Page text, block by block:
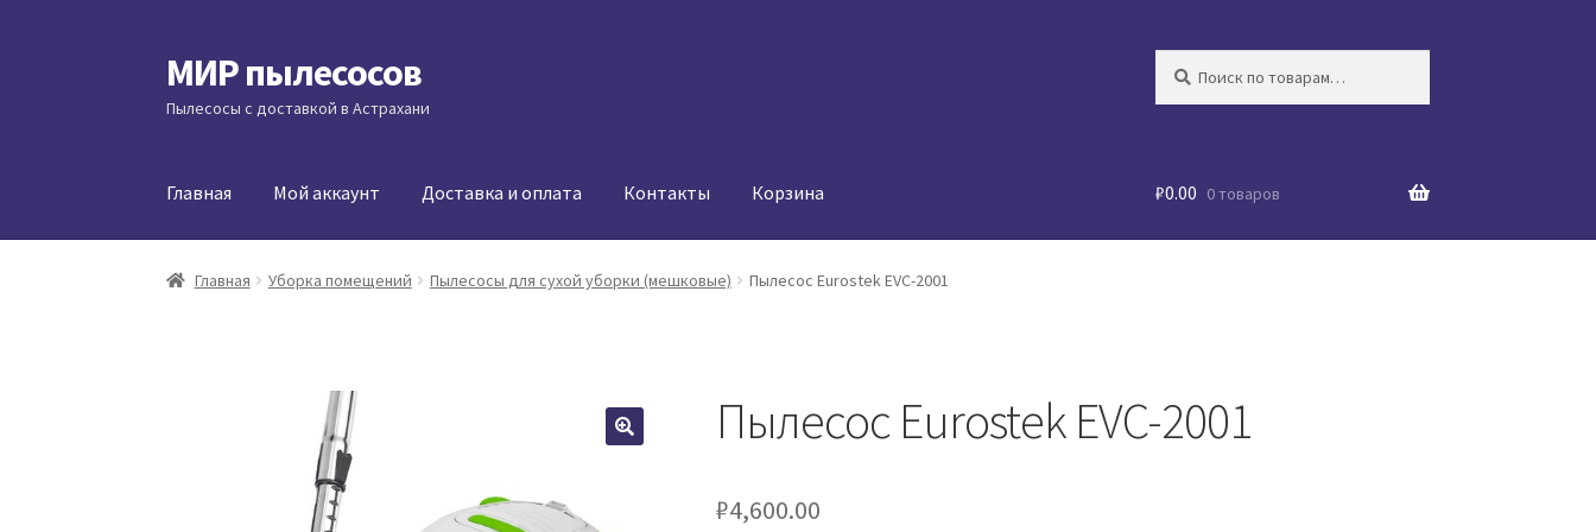
Перейти
к
навигации
Перейти
к
содержимому
МИР пылесосов
Пылесосы с доставкой в Астрахани
Главная Мой аккаунт Доставка и оплата Контакты Корзина ₽0.00 0 товаров
Главная Уборка помещений Пылесосы для сухой уборки (мешковые) Пылесос Eurostek EVC-2001
Пылесос Eurostek EVC-2001
₽4,600.00